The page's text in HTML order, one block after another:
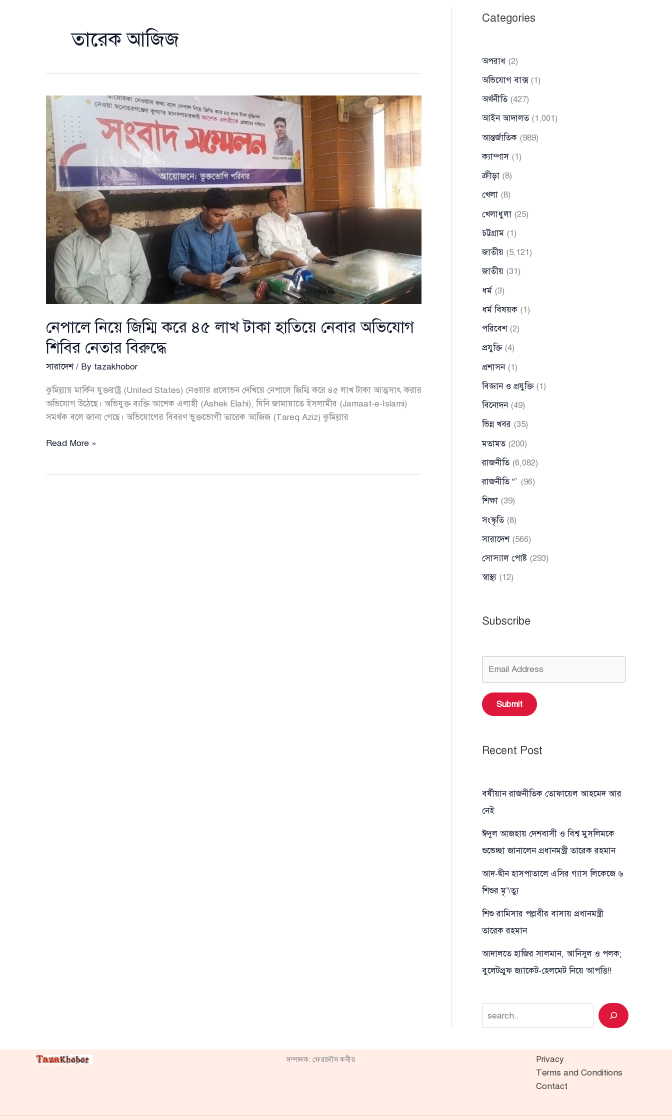
তারেক আজিজ
নেপালে নিয়ে জিম্মি করে ৪৫ লাখ টাকা হাতিয়ে নেবার অভিযোগ
শিবির নেতার বিরুদ্ধে
সারাদেশ/ By tazakhobor
কুমিল্লায় মার্কিন যুক্তরাষ্ট্র (United States) নেওয়ার প্রলোভন দেখিয়ে নেপালে জিম্মি করে ৪৫ লাখ টাকা আত্মসাৎ করার
অভিযোগ উঠেছে। অভিযুক্ত ব্যক্তি আশেক এলাহী (Ashek Elahi), যিনি জামায়াতে ইসলামীর (Jamaat-e-Islami)
সমর্থক বলে জানা গেছে। অভিযোগের বিবরণ ভুক্তভোগী তারেক আজিজ (Tareq Aziz) কুমিল্লার
নেপালে
Read More »
Categories
অপরাধ (2)
অভিযোগ বাক্স(1)
অর্থনীতি(427)
আইন আদালত(1,001)
আন্তর্জাতিক (989)
ক্যাম্পাস (1)
ক্রীড়া (8)
খেলা (8)
খেলাধুলা (25)
চট্টগ্রাম (1)
জাতীয় (5,121)
জাতীয় (31)
ধর্ম (3)
ধর্ম বিষয়ক (1)
পরিবেশ(2)
প্রযুক্তি(4)
প্রশাসন(1)
বিজ্ঞান ও প্রযুক্তি(1)
বিনোদন(49)
ভিন্ন খবর (35)
মতামত(200)
রাজনীতি(6,082)
রাজনীতি “` (96)
শিক্ষা (39)
সংস্কৃতি(8)
সারাদেশ(566)
সোস্যাল পোষ্ট (293)
স্বাস্থ্য (12)
Subscribe
Submit
Recent Post
বর্ষীয়ান রাজনীতিক তোফায়েল আহমেদ আর
নেই
ঈদুল আজহায় দেশবাসী ও বিশ্ব মুসলিমকে
শুভেচ্ছা জানালেন প্রধানমন্ত্রী তারেক রহমান
আদ-দ্বীন হাসপাতালে এসির গ্যাস লিকেজে ৬
শিশুর মৃ’\ত্যু
শিশু রামিসার পল্লবীর বাসায় প্রধানমন্ত্রী
তারেক রহমান
আদালতে হাজির সালমান, আনিসুল ও পলক;
বুলেটপ্রুফ জ্যাকেট-হেলমেট নিয়ে আপত্তি!!
সম্পাদক: ফেরদৌস কবীর
Privacy
Terms and Conditions
Contact